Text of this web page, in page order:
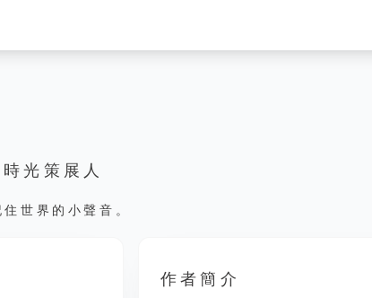
光策展人
世界的小聲音。
作者簡介